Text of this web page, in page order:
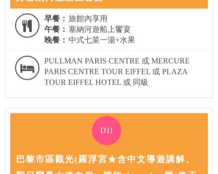
早餐： 旅館內享用
午餐： 塞納河遊船上饗宴
晚餐： 中式七菜一湯+水果
PULLMAN PARIS CENTRE 或 MERCURE
PARIS CENTRE TOUR EIFFEL 或 PLAZA
TOUR EIFFEL HOTEL 或 同級
D11
巴黎市區觀光(羅浮宮★含中文導遊講解、